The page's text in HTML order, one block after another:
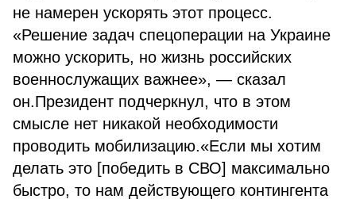
не намерен ускорять этот процесс.
«Решение задач спецоперации на Украине
можно ускорить, но жизнь российских
военнослужащих важнее», — сказал
он.Президент подчеркнул, что в этом
смысле нет никакой необходимости
проводить мобилизацию.«Если мы хотим
делать это [победить в СВО] максимально
быстро, то нам действующего контингента